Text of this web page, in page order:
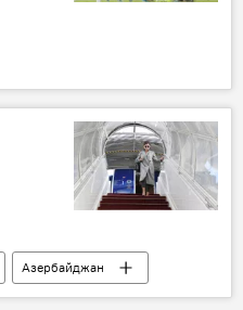
Азербайджан